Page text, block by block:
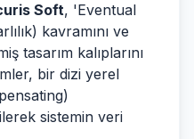
Soft, 'Eventual
kavramını ve
tasarım kalıplarını
bir dizi yerel
sistemin veri